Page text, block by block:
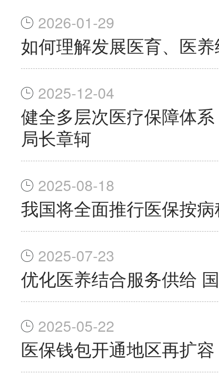
2026-01-29
如何理解发展医育、医
2025-12-04
健全多层次医疗保障体
局长章轲
2025-08-18
我国将全面推行医保按
2025-07-23
优化医养结合服务供给
2025-05-22
医保钱包开通地区再扩